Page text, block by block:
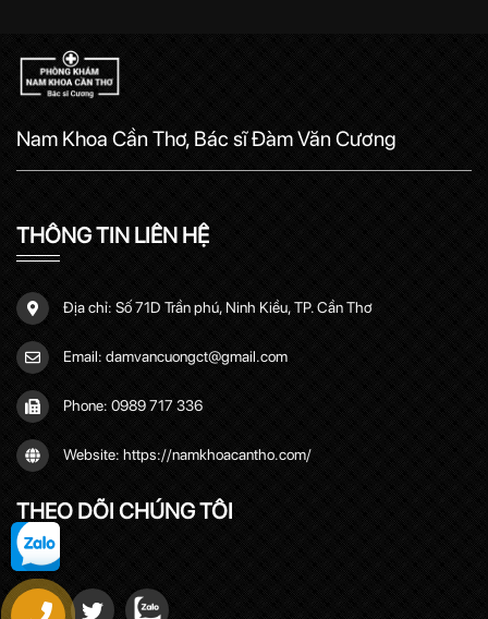
Nam Khoa Cần Thơ, Bác sĩ Đàm Văn Cương
THÔNG TIN LIÊN HỆ
Địa chỉ: Số 71D Trần phú, Ninh Kiều, TP. Cần Thơ
Email: damvancuongct@gmail.com
Phone: 0989 717 336
Website: https://namkhoacantho.com/
THEO DÕI CHÚNG TÔI